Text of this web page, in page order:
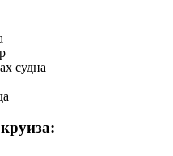
судна